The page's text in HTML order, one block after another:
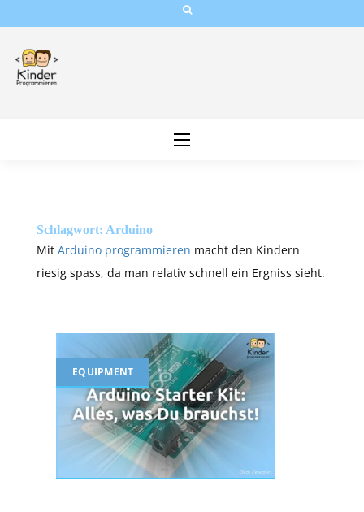
content
Schlagwort: Arduino
Mit Arduino programmieren macht den Kindern
riesig spass, da man relativ schnell ein Ergniss sieht.
EQUIPMENT